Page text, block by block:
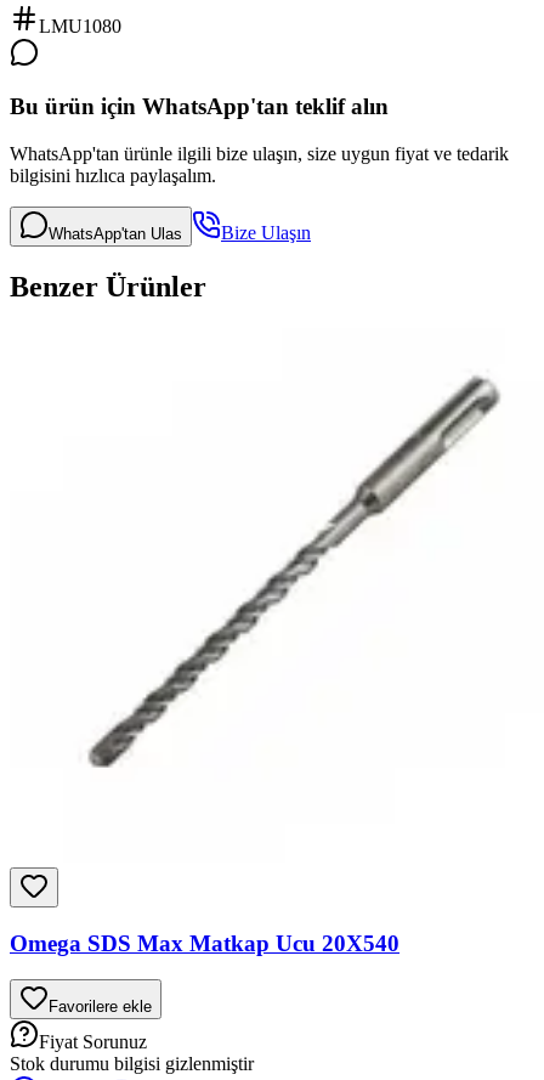
LMU1080
Bu ürün için WhatsApp'tan teklif alın
WhatsApp'tan ürünle ilgili bize ulaşın, size uygun fiyat ve tedarik
bilgisini hızlıca paylaşalım.
WhatsApp'tan Ulas Bize Ulaşın
Benzer Ürünler
Omega SDS Max Matkap Ucu 20X540
Favorilere ekle
Fiyat Sorunuz
Stok durumu bilgisi gizlenmiştir